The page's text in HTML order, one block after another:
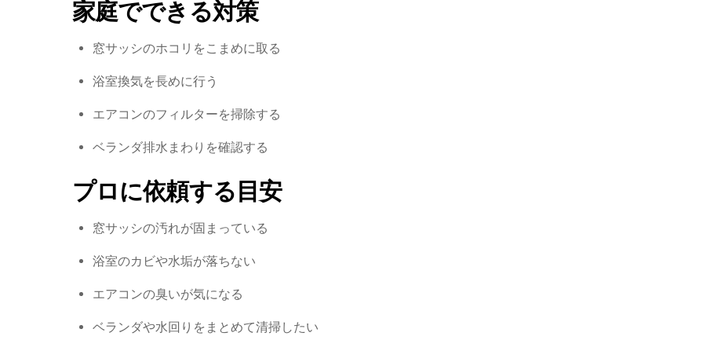
家庭でできる対策
窓サッシのホコリをこまめに取る
浴室換気を長めに行う
エアコンのフィルターを掃除する
ベランダ排水まわりを確認する
プロに依頼する目安
窓サッシの汚れが固まっている
浴室のカビや水垢が落ちない
エアコンの臭いが気になる
ベランダや水回りをまとめて清掃したい